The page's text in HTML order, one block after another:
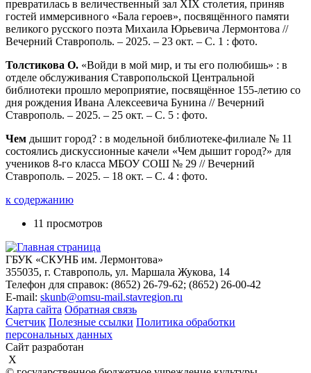
превратилась в величественный зал XIX столетия, приняв
гостей иммерсивного «Бала героев», посвящённого памяти
великого русского поэта Михаила Юрьевича Лермонтова //
Вечерний Ставрополь. – 2025. – 23 окт. – С. 1 : фото.
Толстикова О. «Войди в мой мир, и ты его полюбишь» : в
отделе обслуживания Ставропольской Центральной
библиотеки прошло мероприятие, посвящённое 155-летию со
дня рождения Ивана Алексеевича Бунина // Вечерний
Ставрополь. – 2025. – 25 окт. – С. 5 : фото.
Чем дышит город? : в модельной библиотеке-филиале № 11
состоялись дискуссионные качели «Чем дышит город?» для
учеников 8-го класса МБОУ СОШ № 29 // Вечерний
Ставрополь. – 2025. – 18 окт. – С. 4 : фото.
к содержанию
11 просмотров
ГБУК «СКУНБ им. Лермонтова»
355035, г. Ставрополь, ул. Маршала Жукова, 14
Телефон для справок: (8652) 26-79-62; (8652) 26-00-42
E-mail: skunb@omsu-mail.stavregion.ru
Карта сайта Обратная связь
Счетчик Полезные ссылки Политика обработки
персональных данных
Сайт разработан
X